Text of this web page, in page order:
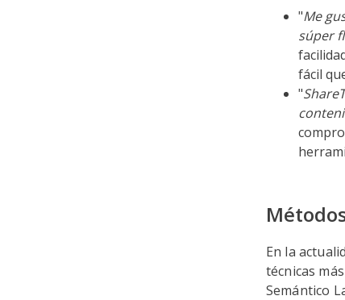
"Me
súper
fácil
"
En la
técnicas
Semántico